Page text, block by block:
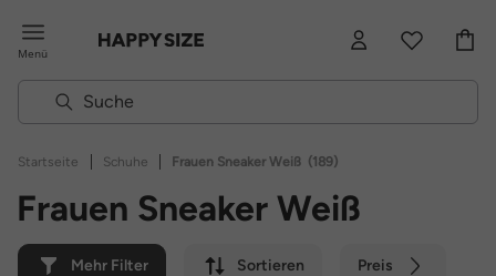
Menü
Startseite | Schuhe | Frauen Sneaker Weiß (189)
Frauen Sneaker Weiß
Mehr Filter Sortieren Preis